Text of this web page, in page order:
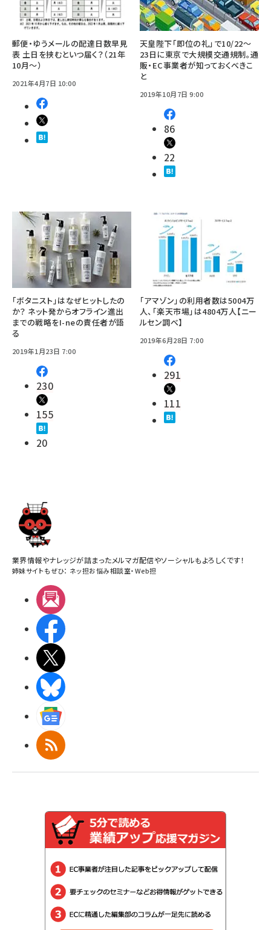
郵便・ゆうメールの配達日数早見
表 土日を挟むといつ届く？（21年
10月～）
2021年4月7日 10:00
天皇陛下「即位の礼」で10/22～
23日に東京で大規模交通規制。通
販・EC事業者が知っておくべきこ
と
2019年10月7日 9:00
86
22
「ボタニスト」はなぜヒットしたの
か？ ネット発からオフライン進出
までの戦略をI-neの責任者が語
る
2019年1月23日 7:00
230
155
20
「アマゾン」の利用者数は5004万
人、「楽天市場」は4804万人【ニー
ルセン調べ】
2019年6月28日 7:00
291
111
業界情報やナレッジが詰まったメルマガ配信やソーシャルもよろしくです！
姉妹サイトもぜひ： ネッ担お悩み相談室・Web担
RSS